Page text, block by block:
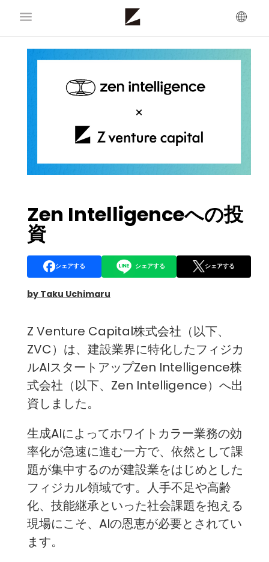
Zen Intelligenceへの投
資
シェアする シェアする シェアする
by Taku Uchimaru
Z Venture Capital株式会社（以下、
ZVC）は、建設業界に特化したフィジカ
ルAIスタートアップZen Intelligence株
式会社（以下、Zen Intelligence）へ出
資しました。
生成AIによってホワイトカラー業務の効
率化が急速に進む一方で、依然として課
題が集中するのが建設業をはじめとした
フィジカル領域です。人手不足や高齢
化、技能継承といった社会課題を抱える
現場にこそ、AIの恩恵が必要とされてい
ます。